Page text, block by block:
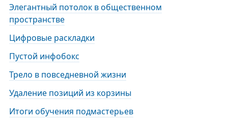
Элегантный потолок в общественном
пространстве
Цифровые раскладки
Пустой инфобокс
Трело в повседневной жизни
Удаление позиций из корзины
Итоги обучения подмастерьев